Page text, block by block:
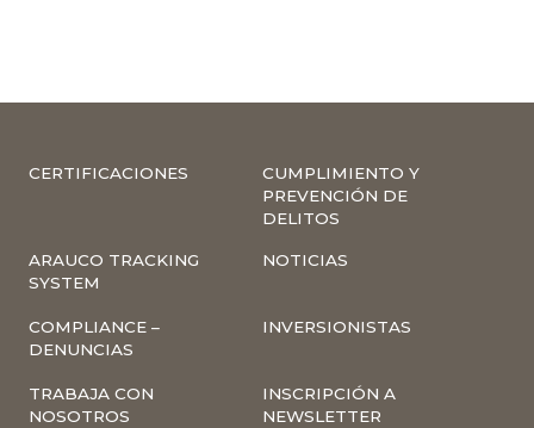
CERTIFICACIONES
CUMPLIMIENTO Y
PREVENCIÓN DE
DELITOS
ARAUCO TRACKING
SYSTEM
NOTICIAS
COMPLIANCE –
DENUNCIAS
INVERSIONISTAS
TRABAJA CON
NOSOTROS
INSCRIPCIÓN A
NEWSLETTER